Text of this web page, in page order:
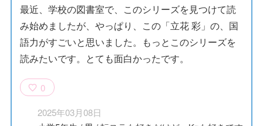
最近、学校の図書室で、このシリーズを見つけて読
み始めましたが、やっぱり、この「立花 彩」の、国
語力がすごいと思いました。もっとこのシリーズを
読みたいです。とても面白かったです。
0
2025年03月08日